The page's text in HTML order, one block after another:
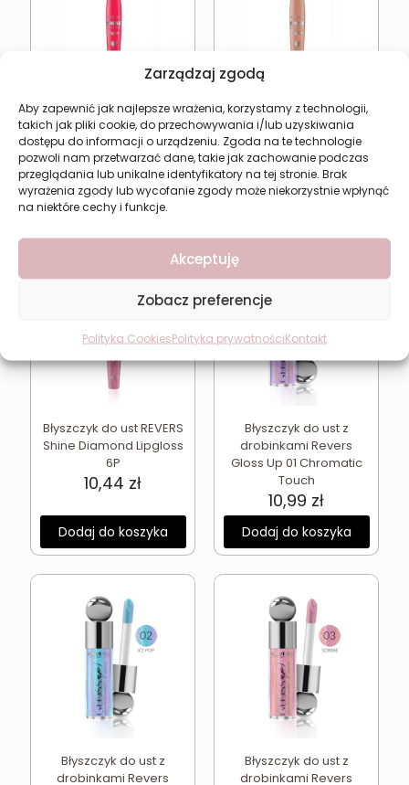
Zarządzaj zgodą
Aby zapewnić jak najlepsze wrażenia, korzystamy z technologii,
takich jak pliki cookie, do przechowywania i/lub uzyskiwania
dostępu do informacji o urządzeniu. Zgoda na te technologie
pozwoli nam przetwarzać dane, takie jak zachowanie podczas
przeglądania lub unikalne identyfikatory na tej stronie. Brak
wyrażenia zgody lub wycofanie zgody może niekorzystnie wpłynąć
na niektóre cechy i funkcje.
Akceptuję
Zobacz preferencje
Polityka CookiesPolityka prywatnościKontakt
Błyszczyk do ust REVERS
Shine Diamond Lipgloss
4P
10,44zł
Dodaj do koszyka
Błyszczyk do ust REVERS
Shine Diamond Lipgloss
5P
10,44zł
Dodaj do koszyka
Błyszczyk do ust REVERS
Shine Diamond Lipgloss
6P
10,44 zł
Dodaj do koszyka
Błyszczyk do ust z
drobinkami Revers
Gloss Up 01 Chromatic
Touch
10,99 zł
Dodaj do koszyka
Błyszczyk do ust z
drobinkami Revers
Błyszczyk do ust z
drobinkami Revers